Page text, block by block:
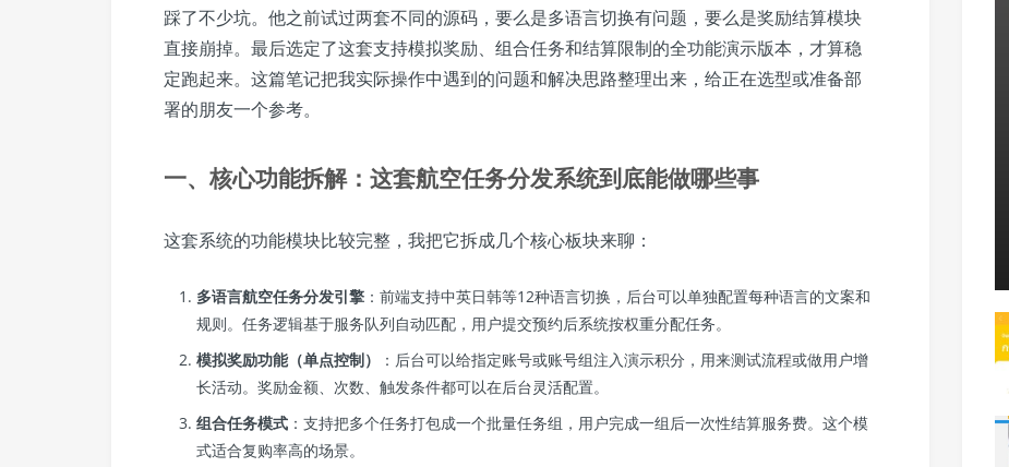
踩了不少坑。他之前试过两套不同的源码，要么是多语言切换有问题，要么是奖励结算模块
直接崩掉。最后选定了这套支持模拟奖励、组合任务和结算限制的全功能演示版本，才算稳
定跑起来。这篇笔记把我实际操作中遇到的问题和解决思路整理出来，给正在选型或准备部
署的朋友一个参考。
一、核心功能拆解：这套航空任务分发系统到底能做哪些事
这套系统的功能模块比较完整，我把它拆成几个核心板块来聊：
多语言航空任务分发引擎 ：前端支持中英日韩等12种语言切换，后台可以单独配置每种语言的文案和
规则。任务逻辑基于服务队列自动匹配，用户提交预约后系统按权重分配任务。
模拟奖励功能（单点控制）
：后台可以给指定账号或账号组注入演示积分，用来测试流程或做用户增
长活动。奖励金额、次数、触发条件都可以在后台灵活配置。
组合任务模式 ：支持把多个任务打包成一个批量任务组，用户完成一组后一次性结算服务费。这个模
式适合复购率高的场景。